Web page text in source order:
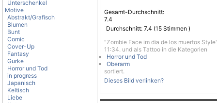
Unterschenkel
Motive
Abstrakt/Grafisch
Blumen
Bunt
Comic
Cover-Up
Fantasy
Gurke
Horror und Tod
in progress
Japanisch
Keltisch
Liebe
Gesamt-Durchschnitt:
7.4
Durchschnitt: 7.4 (15 Stimmen )
"Zombie Face im dia de los muertos
11:34. und als Tattoo in die Kategorien
Horror und Tod
Oberarm
sortiert.
Dieses Bild verlinken?